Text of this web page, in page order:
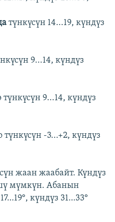
түнкүсүн 14...19, күндүз
9...14, күндүз
9...14, күндүз
-3...+2, күндүз
жаан жаабайт. Күндүз
мүмкүн. Абанын
күндүз 31…33°